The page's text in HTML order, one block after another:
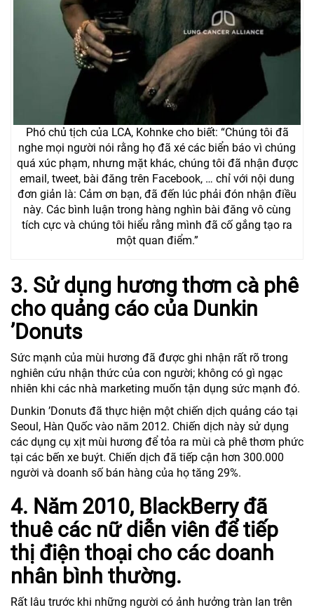
Phó chủ tịch của LCA, Kohnke cho biết: “Chúng tôi đã
nghe mọi người nói rằng họ đã xé các biển báo vì chúng
quá xúc phạm, nhưng mặt khác, chúng tôi đã nhận được
email, tweet, bài đăng trên Facebook, … chỉ với nội dung
đơn giản là: Cảm ơn bạn, đã đến lúc phải đón nhận điều
này. Các bình luận trong hàng nghìn bài đăng vô cùng
tích cực và chúng tôi hiểu rằng mình đã cố gắng tạo ra
một quan điểm.”
3. Sử dụng hương thơm cà phê
cho quảng cáo của Dunkin
’Donuts
Sức mạnh của mùi hương đã được ghi nhận rất rõ trong
nghiên cứu nhận thức của con người; không có gì ngạc
nhiên khi các nhà marketing muốn tận dụng sức mạnh đó.
Dunkin ’Donuts đã thực hiện một chiến dịch quảng cáo tại
Seoul, Hàn Quốc vào năm 2012. Chiến dịch này sử dụng
các dụng cụ xịt mùi hương để tỏa ra mùi cà phê thơm phức
tại các bến xe buýt. Chiến dịch đã tiếp cận hơn 300.000
người và doanh số bán hàng của họ tăng 29%.
4. Năm 2010, BlackBerry đã
thuê các nữ diễn viên để tiếp
thị điện thoại cho các doanh
nhân bình thường.
Rất lâu trước khi những người có ảnh hưởng tràn lan trên